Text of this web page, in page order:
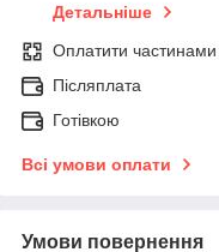
Детальніше
Оплатити частинами
Післяплата
Готівкою
Всі умови оплати
Умови повернення